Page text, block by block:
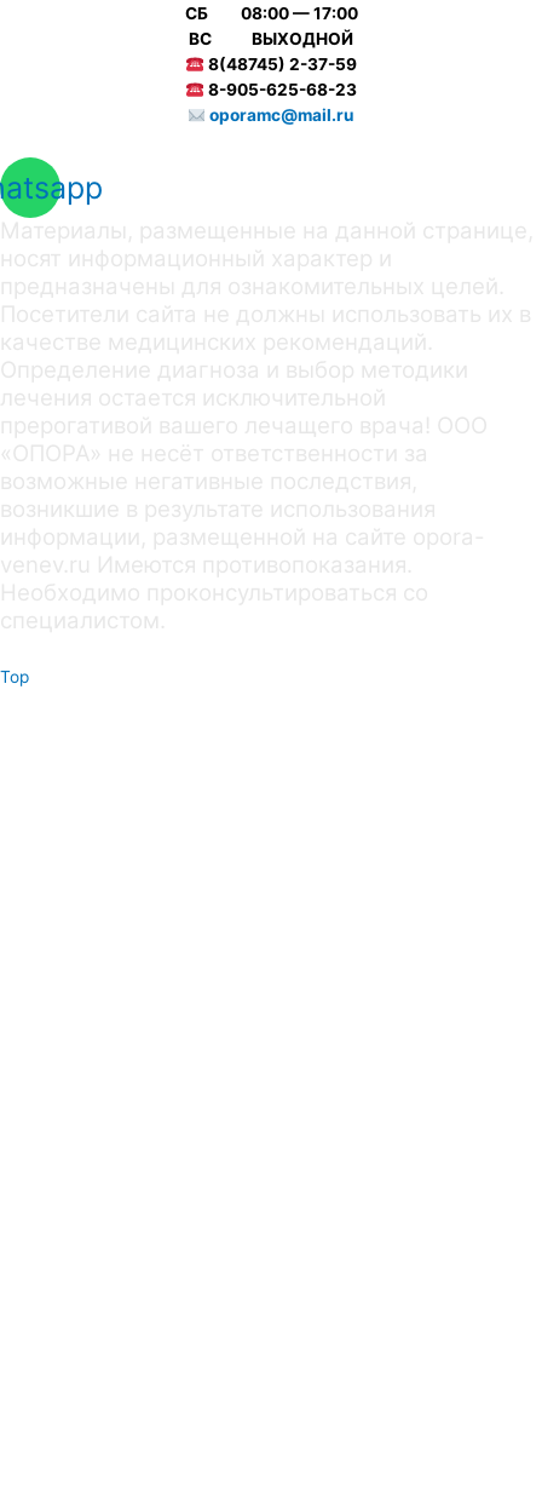
СБ 08:00 — 17:00
ВС ВЫХОДНОЙ
8(48745) 2-37-59
8-905-625-68-23
oporamc@mail.ru
Материалы, размещенные на данной странице,
носят информационный характер и
предназначены для ознакомительных целей.
Посетители сайта не должны использовать их в
качестве медицинских рекомендаций.
Определение диагноза и выбор методики
лечения остается исключительной
прерогативой вашего лечащего врача! ООО
«ОПОРА» не несёт ответственности за
возможные негативные последствия,
возникшие в результате использования
информации, размещенной на сайте opora-
venev.ru Имеются противопоказания.
Необходимо проконсультироваться со
специалистом.
Top